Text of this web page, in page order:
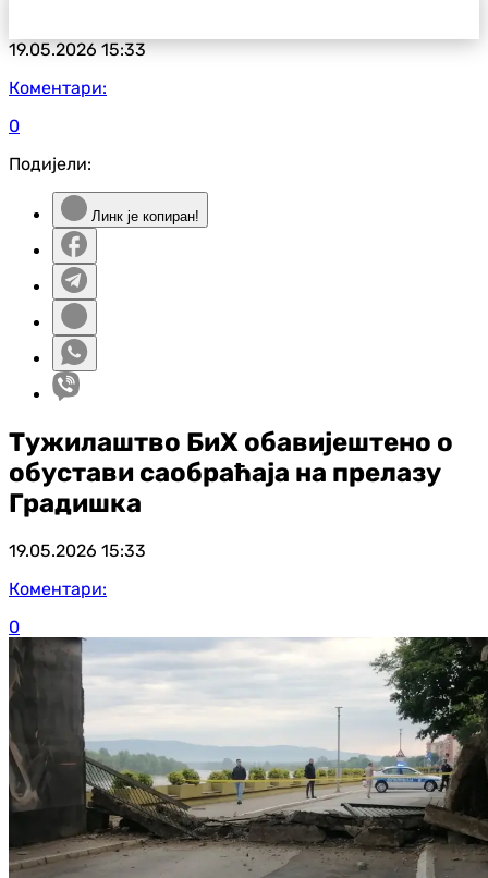
19.05.202615:33
Коментари:
0
Подијели:
Линк је копиран!
Тужилаштво БиХ обавијештено о
обустави саобраћаја на прелазу
Градишка
19.05.2026 15:33
Коментари:
0